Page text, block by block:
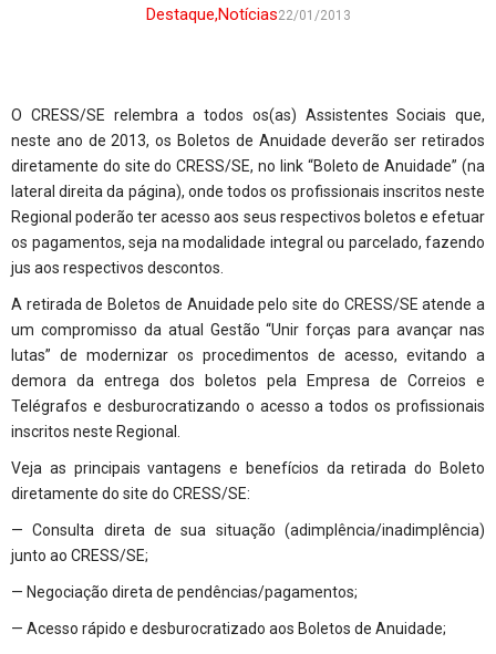
Destaque,Notícias22/01/2013
O CRESS/SE relembra a todos os(as) Assistentes Sociais que,
neste ano de 2013, os Boletos de Anuidade deverão ser retirados
diretamente do site do CRESS/SE, no link “Boleto de Anuidade” (na
lateral direita da página), onde todos os profissionais inscritos neste
Regional poderão ter acesso aos seus respectivos boletos e efetuar
os pagamentos, seja na modalidade integral ou parcelado, fazendo
jus aos respectivos descontos.
A retirada de Boletos de Anuidade pelo site do CRESS/SE atende a
um compromisso da atual Gestão “Unir forças para avançar nas
lutas” de modernizar os procedimentos de acesso, evitando a
demora da entrega dos boletos pela Empresa de Correios e
Telégrafos e desburocratizando o acesso a todos os profissionais
inscritos neste Regional.
Veja as principais vantagens e benefícios da retirada do Boleto
diretamente do site do CRESS/SE:
— Consulta direta de sua situação (adimplência/inadimplência)
junto ao CRESS/SE;
— Negociação direta de pendências/pagamentos;
— Acesso rápido e desburocratizado aos Boletos de Anuidade;